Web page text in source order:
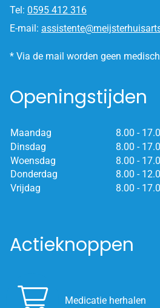
Tel: 0595 412 316
E-mail:
* Via de mail worden geen
Openingstijden
Maandag
8.00 -
Dinsdag
8.00 -
Woensdag
8.00 -
Donderdag
8.00 -
Vrijdag
8.00 -
Actieknoppen
Medicatie herhalen